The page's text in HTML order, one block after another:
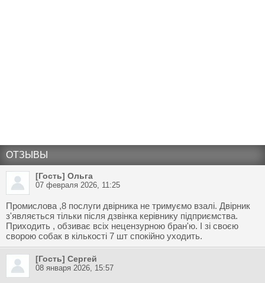
ОТЗЫВЫ
[Гость] Ольга
07 февраля 2026, 11:25
Промислова ,8 послуги двірника не тримуємо взалі. Двірник
з'являється тільки після дзвінка керівнику підприємства.
Приходить , обзиває всіх нецензурною бран'ю. І зі своєю
сворою собак в кількості 7 шт спокійно уходить.
[Гость] Сергей
08 января 2026, 15:57